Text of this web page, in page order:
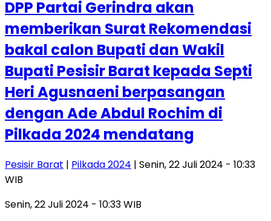
DPP Partai Gerindra akan
memberikan Surat Rekomendasi
bakal calon Bupati dan Wakil
Bupati Pesisir Barat kepada Septi
Heri Agusnaeni berpasangan
dengan Ade Abdul Rochim di
Pilkada 2024 mendatang
Pesisir Barat | Pilkada 2024 | Senin, 22 Juli 2024 - 10:33
WIB
Senin, 22 Juli 2024 - 10:33 WIB